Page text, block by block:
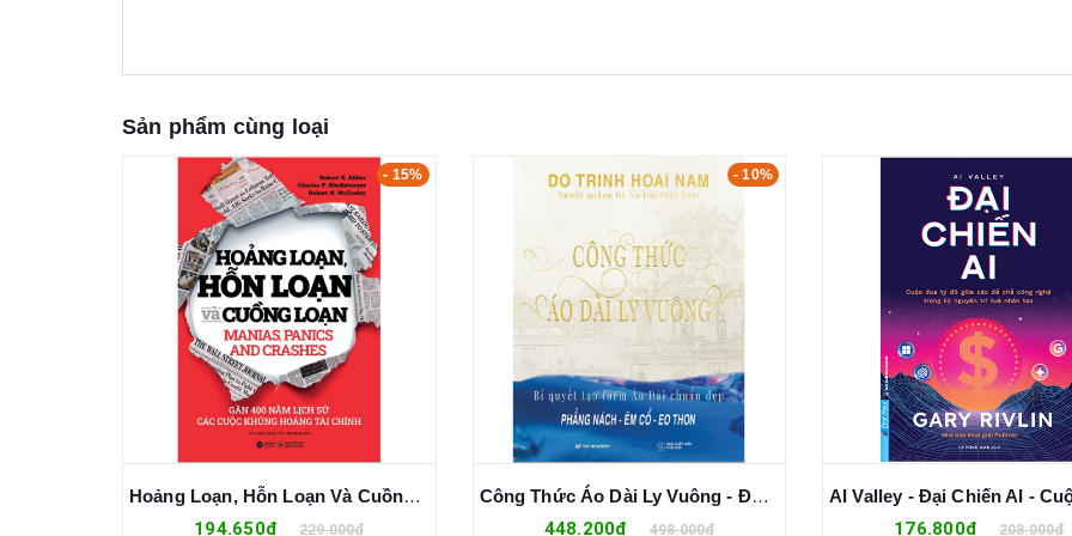
Sản phẩm cùng loại
- 15%
Hoảng Loạn, Hỗn Loạn Và Cuồng Loạn
194.650₫ 229.000₫
- 10%
Công Thức Áo Dài Ly Vuông - Đỗ Trịnh Hoài Nam
448.200₫ 498.000₫ 176.800₫ 208.000₫